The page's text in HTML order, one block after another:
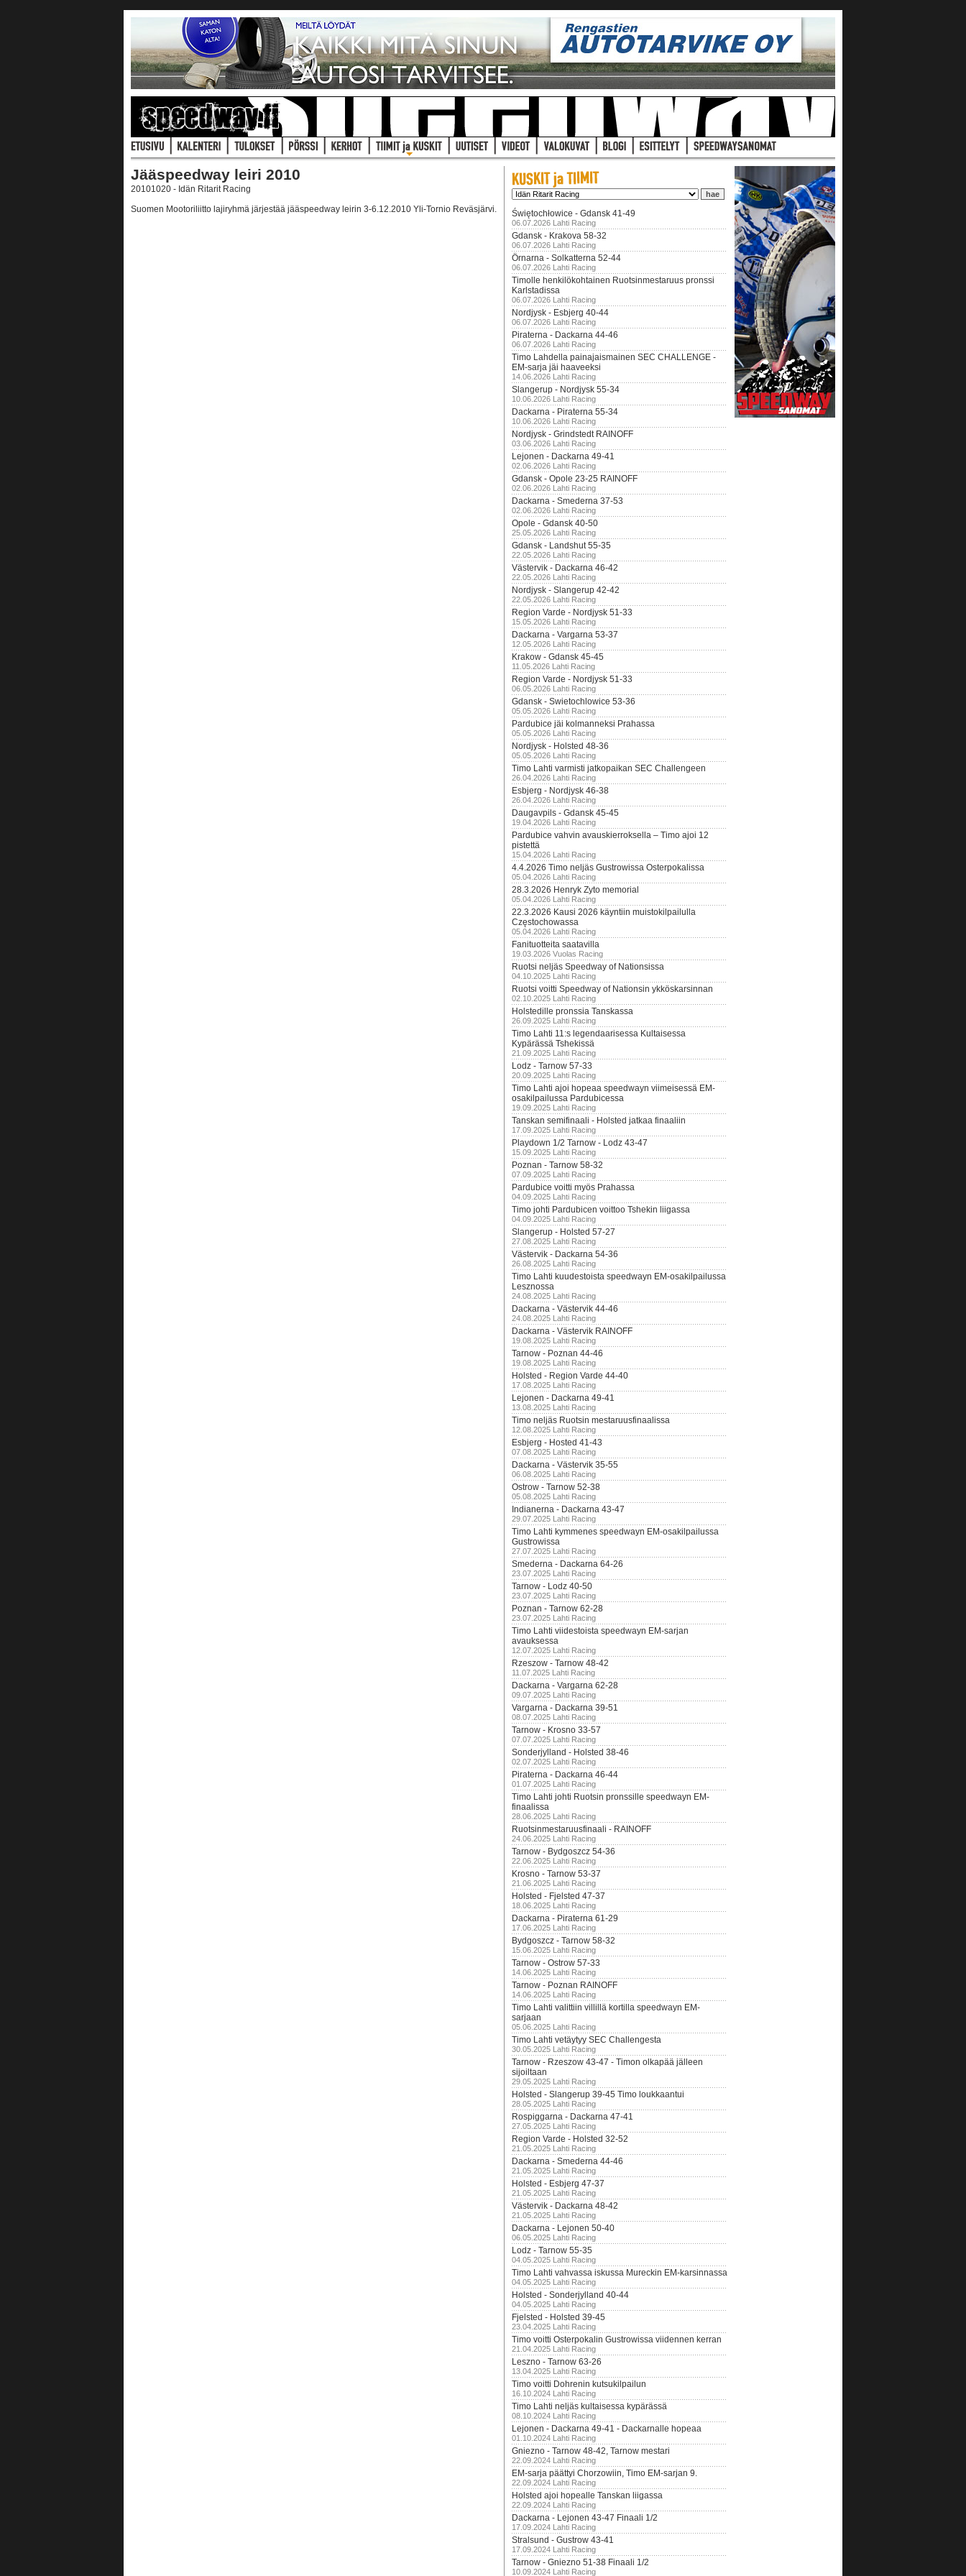
Jääspeedway leiri 2010
20101020 - Idän Ritarit Racing
Suomen Mootoriliitto lajiryhmä järjestää jääspeedway leirin 3-6.12.2010 Yli-Tornio Reväsjärvi.
Świętochłowice - Gdansk 41-49
06.07.2026 Lahti Racing
Gdansk - Krakova 58-32
06.07.2026 Lahti Racing
Örnarna - Solkatterna 52-44
06.07.2026 Lahti Racing
Timolle henkilökohtainen Ruotsinmestaruus pronssi
Karlstadissa
06.07.2026 Lahti Racing
Nordjysk - Esbjerg 40-44
06.07.2026 Lahti Racing
Piraterna - Dackarna 44-46
06.07.2026 Lahti Racing
Timo Lahdella painajaismainen SEC CHALLENGE -
EM-sarja jäi haaveeksi
14.06.2026 Lahti Racing
Slangerup - Nordjysk 55-34
10.06.2026 Lahti Racing
Dackarna - Piraterna 55-34
10.06.2026 Lahti Racing
Nordjysk - Grindstedt RAINOFF
03.06.2026 Lahti Racing
Lejonen - Dackarna 49-41
02.06.2026 Lahti Racing
Gdansk - Opole 23-25 RAINOFF
02.06.2026 Lahti Racing
Dackarna - Smederna 37-53
02.06.2026 Lahti Racing
Opole - Gdansk 40-50
25.05.2026 Lahti Racing
Gdansk - Landshut 55-35
22.05.2026 Lahti Racing
Västervik - Dackarna 46-42
22.05.2026 Lahti Racing
Nordjysk - Slangerup 42-42
22.05.2026 Lahti Racing
Region Varde - Nordjysk 51-33
15.05.2026 Lahti Racing
Dackarna - Vargarna 53-37
12.05.2026 Lahti Racing
Krakow - Gdansk 45-45
11.05.2026 Lahti Racing
Region Varde - Nordjysk 51-33
06.05.2026 Lahti Racing
Gdansk - Swietochlowice 53-36
05.05.2026 Lahti Racing
Pardubice jäi kolmanneksi Prahassa
05.05.2026 Lahti Racing
Nordjysk - Holsted 48-36
05.05.2026 Lahti Racing
Timo Lahti varmisti jatkopaikan SEC Challengeen
26.04.2026 Lahti Racing
Esbjerg - Nordjysk 46-38
26.04.2026 Lahti Racing
Daugavpils - Gdansk 45-45
19.04.2026 Lahti Racing
Pardubice vahvin avauskierroksella – Timo ajoi 12
pistettä
15.04.2026 Lahti Racing
4.4.2026 Timo neljäs Gustrowissa Osterpokalissa
05.04.2026 Lahti Racing
28.3.2026 Henryk Zyto memorial
05.04.2026 Lahti Racing
22.3.2026 Kausi 2026 käyntiin muistokilpailulla
Częstochowassa
05.04.2026 Lahti Racing
Fanituotteita saatavilla
19.03.2026 Vuolas Racing
Ruotsi neljäs Speedway of Nationsissa
04.10.2025 Lahti Racing
Ruotsi voitti Speedway of Nationsin ykköskarsinnan
02.10.2025 Lahti Racing
Holstedille pronssia Tanskassa
26.09.2025 Lahti Racing
Timo Lahti 11:s legendaarisessa Kultaisessa
Kypärässä Tshekissä
21.09.2025 Lahti Racing
Lodz - Tarnow 57-33
20.09.2025 Lahti Racing
Timo Lahti ajoi hopeaa speedwayn viimeisessä EM-
osakilpailussa Pardubicessa
19.09.2025 Lahti Racing
Tanskan semifinaali - Holsted jatkaa finaaliin
17.09.2025 Lahti Racing
Playdown 1/2 Tarnow - Lodz 43-47
15.09.2025 Lahti Racing
Poznan - Tarnow 58-32
07.09.2025 Lahti Racing
Pardubice voitti myös Prahassa
04.09.2025 Lahti Racing
Timo johti Pardubicen voittoo Tshekin liigassa
04.09.2025 Lahti Racing
Slangerup - Holsted 57-27
27.08.2025 Lahti Racing
Västervik - Dackarna 54-36
26.08.2025 Lahti Racing
Timo Lahti kuudestoista speedwayn EM-osakilpailussa
Lesznossa
24.08.2025 Lahti Racing
Dackarna - Västervik 44-46
24.08.2025 Lahti Racing
Dackarna - Västervik RAINOFF
19.08.2025 Lahti Racing
Tarnow - Poznan 44-46
19.08.2025 Lahti Racing
Holsted - Region Varde 44-40
17.08.2025 Lahti Racing
Lejonen - Dackarna 49-41
13.08.2025 Lahti Racing
Timo neljäs Ruotsin mestaruusfinaalissa
12.08.2025 Lahti Racing
Esbjerg - Hosted 41-43
07.08.2025 Lahti Racing
Dackarna - Västervik 35-55
06.08.2025 Lahti Racing
Ostrow - Tarnow 52-38
05.08.2025 Lahti Racing
Indianerna - Dackarna 43-47
29.07.2025 Lahti Racing
Timo Lahti kymmenes speedwayn EM-osakilpailussa
Gustrowissa
27.07.2025 Lahti Racing
Smederna - Dackarna 64-26
23.07.2025 Lahti Racing
Tarnow - Lodz 40-50
23.07.2025 Lahti Racing
Poznan - Tarnow 62-28
23.07.2025 Lahti Racing
Timo Lahti viidestoista speedwayn EM-sarjan
avauksessa
12.07.2025 Lahti Racing
Rzeszow - Tarnow 48-42
11.07.2025 Lahti Racing
Dackarna - Vargarna 62-28
09.07.2025 Lahti Racing
Vargarna - Dackarna 39-51
08.07.2025 Lahti Racing
Tarnow - Krosno 33-57
07.07.2025 Lahti Racing
Sonderjylland - Holsted 38-46
02.07.2025 Lahti Racing
Piraterna - Dackarna 46-44
01.07.2025 Lahti Racing
Timo Lahti johti Ruotsin pronssille speedwayn EM-
finaalissa
28.06.2025 Lahti Racing
Ruotsinmestaruusfinaali - RAINOFF
24.06.2025 Lahti Racing
Tarnow - Bydgoszcz 54-36
22.06.2025 Lahti Racing
Krosno - Tarnow 53-37
21.06.2025 Lahti Racing
Holsted - Fjelsted 47-37
18.06.2025 Lahti Racing
Dackarna - Piraterna 61-29
17.06.2025 Lahti Racing
Bydgoszcz - Tarnow 58-32
15.06.2025 Lahti Racing
Tarnow - Ostrow 57-33
14.06.2025 Lahti Racing
Tarnow - Poznan RAINOFF
14.06.2025 Lahti Racing
Timo Lahti valittiin villillä kortilla speedwayn EM-
sarjaan
05.06.2025 Lahti Racing
Timo Lahti vetäytyy SEC Challengesta
30.05.2025 Lahti Racing
Tarnow - Rzeszow 43-47 - Timon olkapää jälleen
sijoiltaan
29.05.2025 Lahti Racing
Holsted - Slangerup 39-45 Timo loukkaantui
28.05.2025 Lahti Racing
Rospiggarna - Dackarna 47-41
27.05.2025 Lahti Racing
Region Varde - Holsted 32-52
21.05.2025 Lahti Racing
Dackarna - Smederna 44-46
21.05.2025 Lahti Racing
Holsted - Esbjerg 47-37
21.05.2025 Lahti Racing
Västervik - Dackarna 48-42
21.05.2025 Lahti Racing
Dackarna - Lejonen 50-40
06.05.2025 Lahti Racing
Lodz - Tarnow 55-35
04.05.2025 Lahti Racing
Timo Lahti vahvassa iskussa Mureckin EM-karsinnassa
04.05.2025 Lahti Racing
Holsted - Sonderjylland 40-44
04.05.2025 Lahti Racing
Fjelsted - Holsted 39-45
23.04.2025 Lahti Racing
Timo voitti Osterpokalin Gustrowissa viidennen kerran
21.04.2025 Lahti Racing
Leszno - Tarnow 63-26
13.04.2025 Lahti Racing
Timo voitti Dohrenin kutsukilpailun
16.10.2024 Lahti Racing
Timo Lahti neljäs kultaisessa kypärässä
08.10.2024 Lahti Racing
Lejonen - Dackarna 49-41 - Dackarnalle hopeaa
01.10.2024 Lahti Racing
Gniezno - Tarnow 48-42, Tarnow mestari
22.09.2024 Lahti Racing
EM-sarja päättyi Chorzowiin, Timo EM-sarjan 9.
22.09.2024 Lahti Racing
Holsted ajoi hopealle Tanskan liigassa
22.09.2024 Lahti Racing
Dackarna - Lejonen 43-47 Finaali 1/2
17.09.2024 Lahti Racing
Stralsund - Gustrow 43-41
17.09.2024 Lahti Racing
Tarnow - Gniezno 51-38 Finaali 1/2
10.09.2024 Lahti Racing